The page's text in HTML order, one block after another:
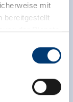
mit
bereitgestellt
der Dienste